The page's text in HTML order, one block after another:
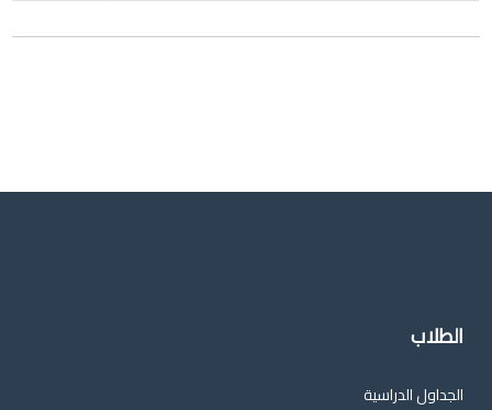
الطلاب
الجداول الدراسية